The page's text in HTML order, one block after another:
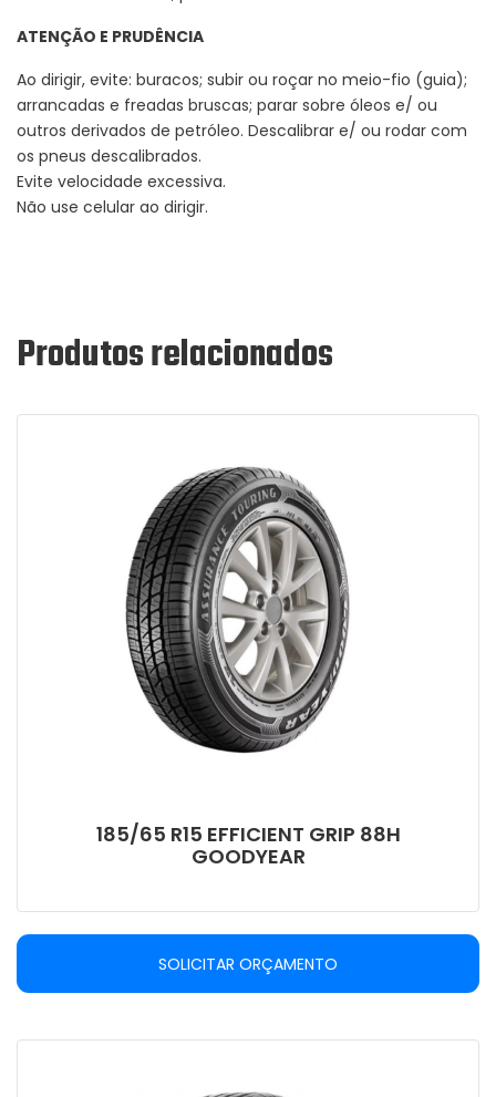
ATENÇÃO E PRUDÊNCIA
Ao dirigir, evite: buracos; subir ou roçar no meio-fio (guia);
arrancadas e freadas bruscas; parar sobre óleos e/ ou
outros derivados de petróleo. Descalibrar e/ ou rodar com
os pneus descalibrados.
Evite velocidade excessiva.
Não use celular ao dirigir.
Produtos relacionados
185/65 R15 EFFICIENT GRIP 88H
GOODYEAR
SOLICITAR ORÇAMENTO